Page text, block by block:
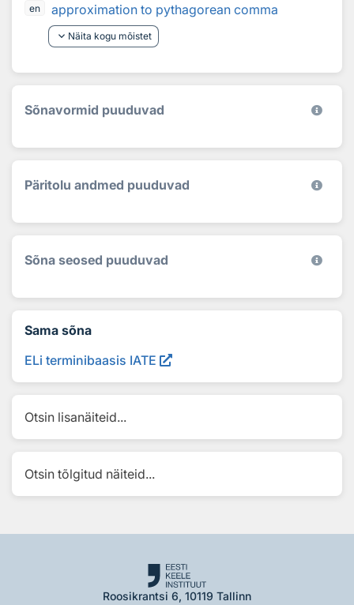
en
approximation to pythagorean comma
keyboard_arrow_down Näita kogu mõistet
Sõnavormid puuduvad
Päritolu andmed puuduvad
Sõna seosed puuduvad
Sama sõna
ELi terminibaasis IATE
Otsin lisanäiteid...
Otsin tõlgitud näiteid...
Roosikrantsi 6, 10119 Tallinn